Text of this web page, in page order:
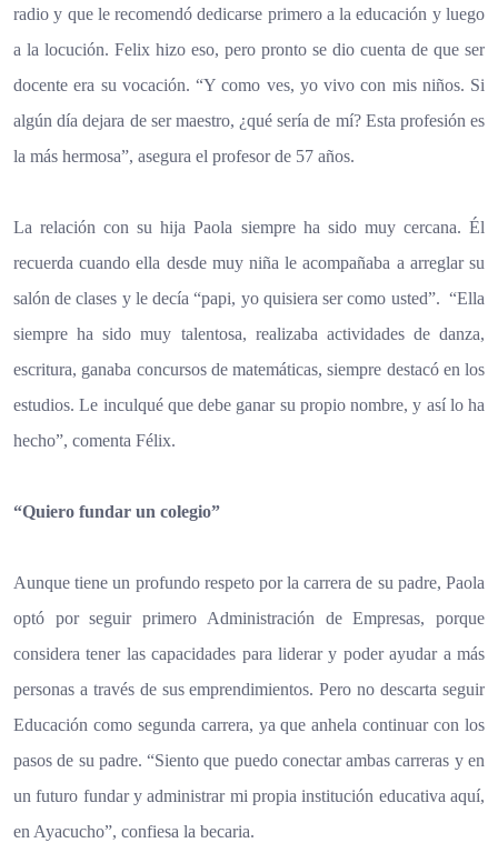
radio y que le recomendó dedicarse primero a la educación y luego
a la locución. Felix hizo eso, pero pronto se dio cuenta de que ser
docente era su vocación. “Y como ves, yo vivo con mis niños. Si
algún día dejara de ser maestro, ¿qué sería de mí? Esta profesión es
la más hermosa”, asegura el profesor de 57 años.
La relación con su hija Paola siempre ha sido muy cercana. Él
recuerda cuando ella desde muy niña le acompañaba a arreglar su
salón de clases y le decía “papi, yo quisiera ser como usted”. “Ella
siempre ha sido muy talentosa, realizaba actividades de danza,
escritura, ganaba concursos de matemáticas, siempre destacó en los
estudios. Le inculqué que debe ganar su propio nombre, y así lo ha
hecho”, comenta Félix.
“Quiero fundar un colegio”
Aunque tiene un profundo respeto por la carrera de su padre, Paola
optó por seguir primero Administración de Empresas, porque
considera tener las capacidades para liderar y poder ayudar a más
personas a través de sus emprendimientos. Pero no descarta seguir
Educación como segunda carrera, ya que anhela continuar con los
pasos de su padre. “Siento que puedo conectar ambas carreras y en
un futuro fundar y administrar mi propia institución educativa aquí,
en Ayacucho”, confiesa la becaria.